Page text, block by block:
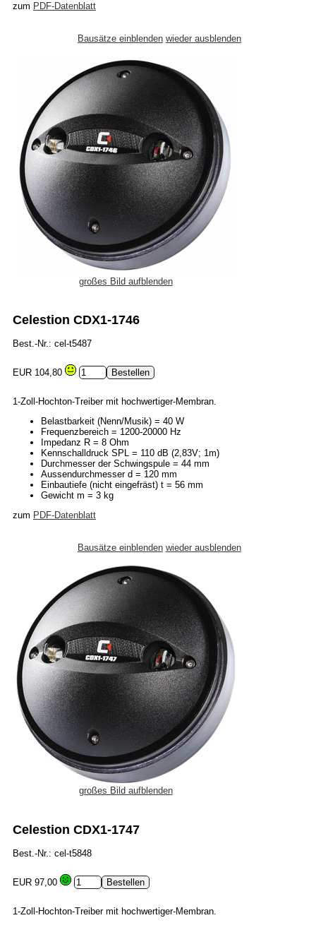
zum PDF-Datenblatt
Bausätze einblenden wieder ausblenden
großes Bild aufblenden
Celestion CDX1-1746
Best.-Nr.: cel-t5487
EUR 104,80
1-Zoll-Hochton-Treiber mit hochwertiger-Membran.
Belastbarkeit (Nenn/Musik) = 40 W
Frequenzbereich = 1200-20000 Hz
Impedanz R = 8 Ohm
Kennschalldruck SPL = 110 dB (2,83V; 1m)
Durchmesser der Schwingspule = 44 mm
Aussendurchmesser d = 120 mm
Einbautiefe (nicht eingefräst) t = 56 mm
Gewicht m = 3 kg
zum PDF-Datenblatt
Bausätze einblenden wieder ausblenden
großes Bild aufblenden
Celestion CDX1-1747
Best.-Nr.: cel-t5848
EUR 97,00
1-Zoll-Hochton-Treiber mit hochwertiger-Membran.